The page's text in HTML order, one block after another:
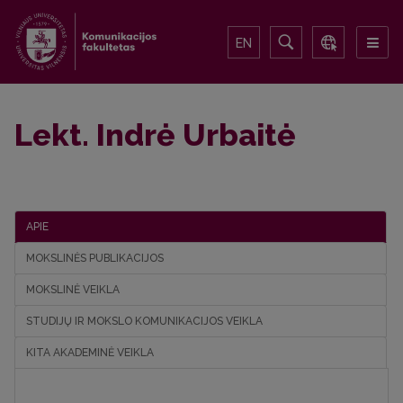
EN
Lekt. Indrė Urbaitė
APIE
MOKSLINĖS PUBLIKACIJOS
MOKSLINĖ VEIKLA
STUDIJŲ IR MOKSLO KOMUNIKACIJOS VEIKLA
KITA AKADEMINĖ VEIKLA